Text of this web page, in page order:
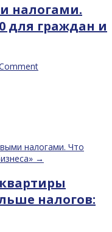
налогами.
для граждан и
налогами. Что
→
налогов: